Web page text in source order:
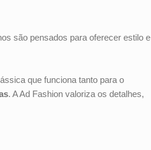
são pensados para oferecer estilo e
que funciona tanto para o
. A Ad Fashion valoriza os detalhes,